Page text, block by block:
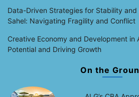
Data-Driven Strategies for Stability
Sahel: Navigating Fragility and Conflict
Creative Economy and Development in
Potential and Driving Growth
On the